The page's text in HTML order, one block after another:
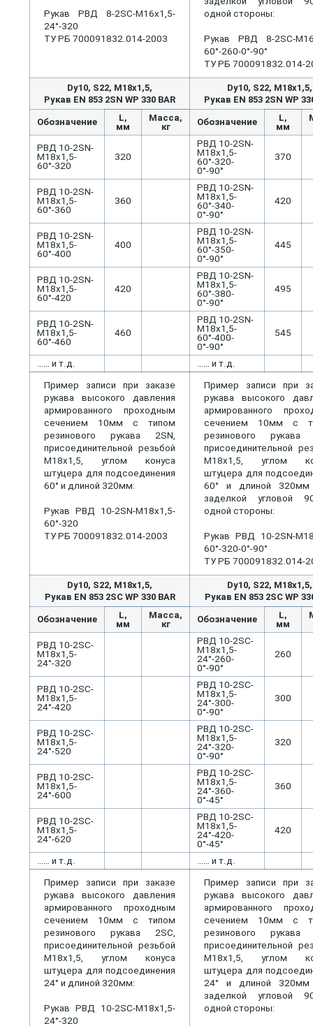
Рукав РВД 8-2SC-М16х1,5-
24°-320
ТУ РБ 700091832.014-2003
одной стороны:
Рукав РВД 8-2SС-
60°-260-0°-90°
ТУ РБ 700091832.014-
Dу10, S22, M18x1,5,
Рукав EN 853 2SN WP 330 BAR
Dу10, S22, M18x1,5,
Рукав EN 853 2SN WP
Обозначение
L,
мм
Масса,
кг
Обозначение
L,
мм
РВД 10-2SN-
М18х1,5-
60°-320
320
РВД 10-2SN-
М18х1,5-
60°-320-
0°-90°
370
РВД 10-2SN-
М18х1,5-
60°-360
360
РВД 10-2SN-
М18х1,5-
60°-340-
0°-90°
420
РВД 10-2SN-
М18х1,5-
60°-400
400
РВД 10-2SN-
М18х1,5-
60°-350-
0°-90°
445
РВД 10-2SN-
М18х1,5-
60°-420
420
РВД 10-2SN-
М18х1,5-
60°-380-
0°-90°
495
РВД 10-2SN-
М18х1,5-
60°-460
460
РВД 10-2SN-
М18х1,5-
60°-400-
0°-90°
545
…… и т.д. …… и т.д.
Пример записи при заказе
рукава высокого давления
армированного проходным
сечением 10мм с типом
резинового рукава 2SN,
присоединительной резьбой
М18х1,5, углом конуса
штуцера для подсоединения
60° и длиной 320мм:
Рукав РВД 10-2SN-М18х1,5-
60°-320
ТУ РБ 700091832.014-2003
Пример записи при
рукава высокого
армированного
сечением 10мм с
резинового рукава
присоединительной
М18х1,5, углом
штуцера для
60° и длиной
заделкой угловой
одной стороны:
Рукав РВД 10-2SN-
60°-320-0°-90°
ТУ РБ 700091832.014-
Dу10, S22, M18x1,5,
Рукав EN 853 2SС WP 330 BAR
Dу10, S22, M18x1,5,
Рукав EN 853 2SС WP
Обозначение
L,
мм
Масса,
кг
Обозначение
L,
мм
РВД 10-2SС-
М18х1,5-
24°-320
РВД 10-2SС-
М18х1,5-
24°-260-
0°-90°
260
РВД 10-2SС-
М18х1,5-
24°-420
РВД 10-2SС-
М18х1,5-
24°-300-
0°-90°
300
РВД 10-2SС-
М18х1,5-
24°-520
РВД 10-2SС-
М18х1,5-
24°-320-
0°-90°
320
РВД 10-2SС-
М18х1,5-
24°-600
РВД 10-2SС-
М18х1,5-
24°-360-
0°-45°
360
РВД 10-2SС-
М18х1,5-
24°-620
РВД 10-2SС-
М18х1,5-
24°-420-
0°-45°
420
…… и т.д. …… и т.д.
Пример записи при заказе
рукава высокого давления
армированного проходным
сечением 10мм с типом
резинового рукава 2SС,
присоединительной резьбой
М18х1,5, углом конуса
штуцера для подсоединения
24° и длиной 320мм:
Рукав РВД 10-2SС-М18х1,5-
24°-320
Пример записи при
рукава высокого
армированного
сечением 10мм с
резинового рукава
присоединительной
М18х1,5, углом
штуцера для
24° и длиной
заделкой угловой
одной стороны: